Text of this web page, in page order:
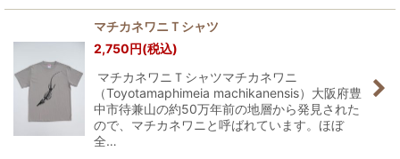
マチカネワニＴシャツ
2,750 円(税込)
マチカネワニＴシャツマチカネワニ
（Toyotamaphimeia machikanensis）大阪府豊
中市待兼山の約50万年前の地層から発見された
ので、マチカネワニと呼ばれています。ほぼ
全…